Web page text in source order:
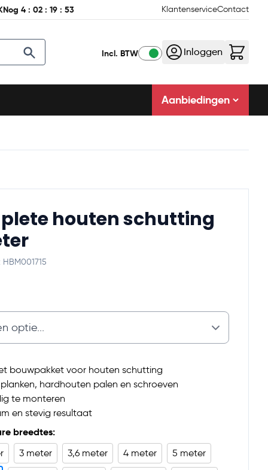
Nog4 :02 :19 :52 KlantenserviceContact
Incl. BTW Inloggen
Aanbiedingen
houten schutting
bouwpakket voor houten schutting
hardhouten palen en schroeven
te monteren
en stevig resultaat
breedtes:
3 meter 3,6 meter 4 meter 5 meter